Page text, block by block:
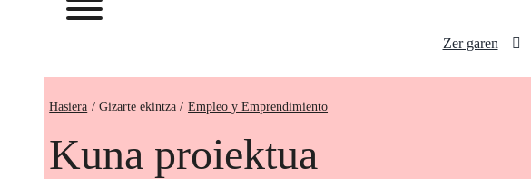
Zer garen
Hasiera Empleo y Emprendimiento
Kuna proiektua